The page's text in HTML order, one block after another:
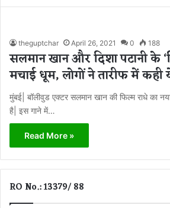
theguptchar April 26, 2021 0 188
सलमान खान और दिशा पटानी के
मचाई धूम, लोगों ने तारीफ में कही
मुंबई| बॉलीवुड एक्टर सलमान खान की फिल्म राधे का नया
है| इस गाने में…
Read More »
RO No.: 13379/ 88